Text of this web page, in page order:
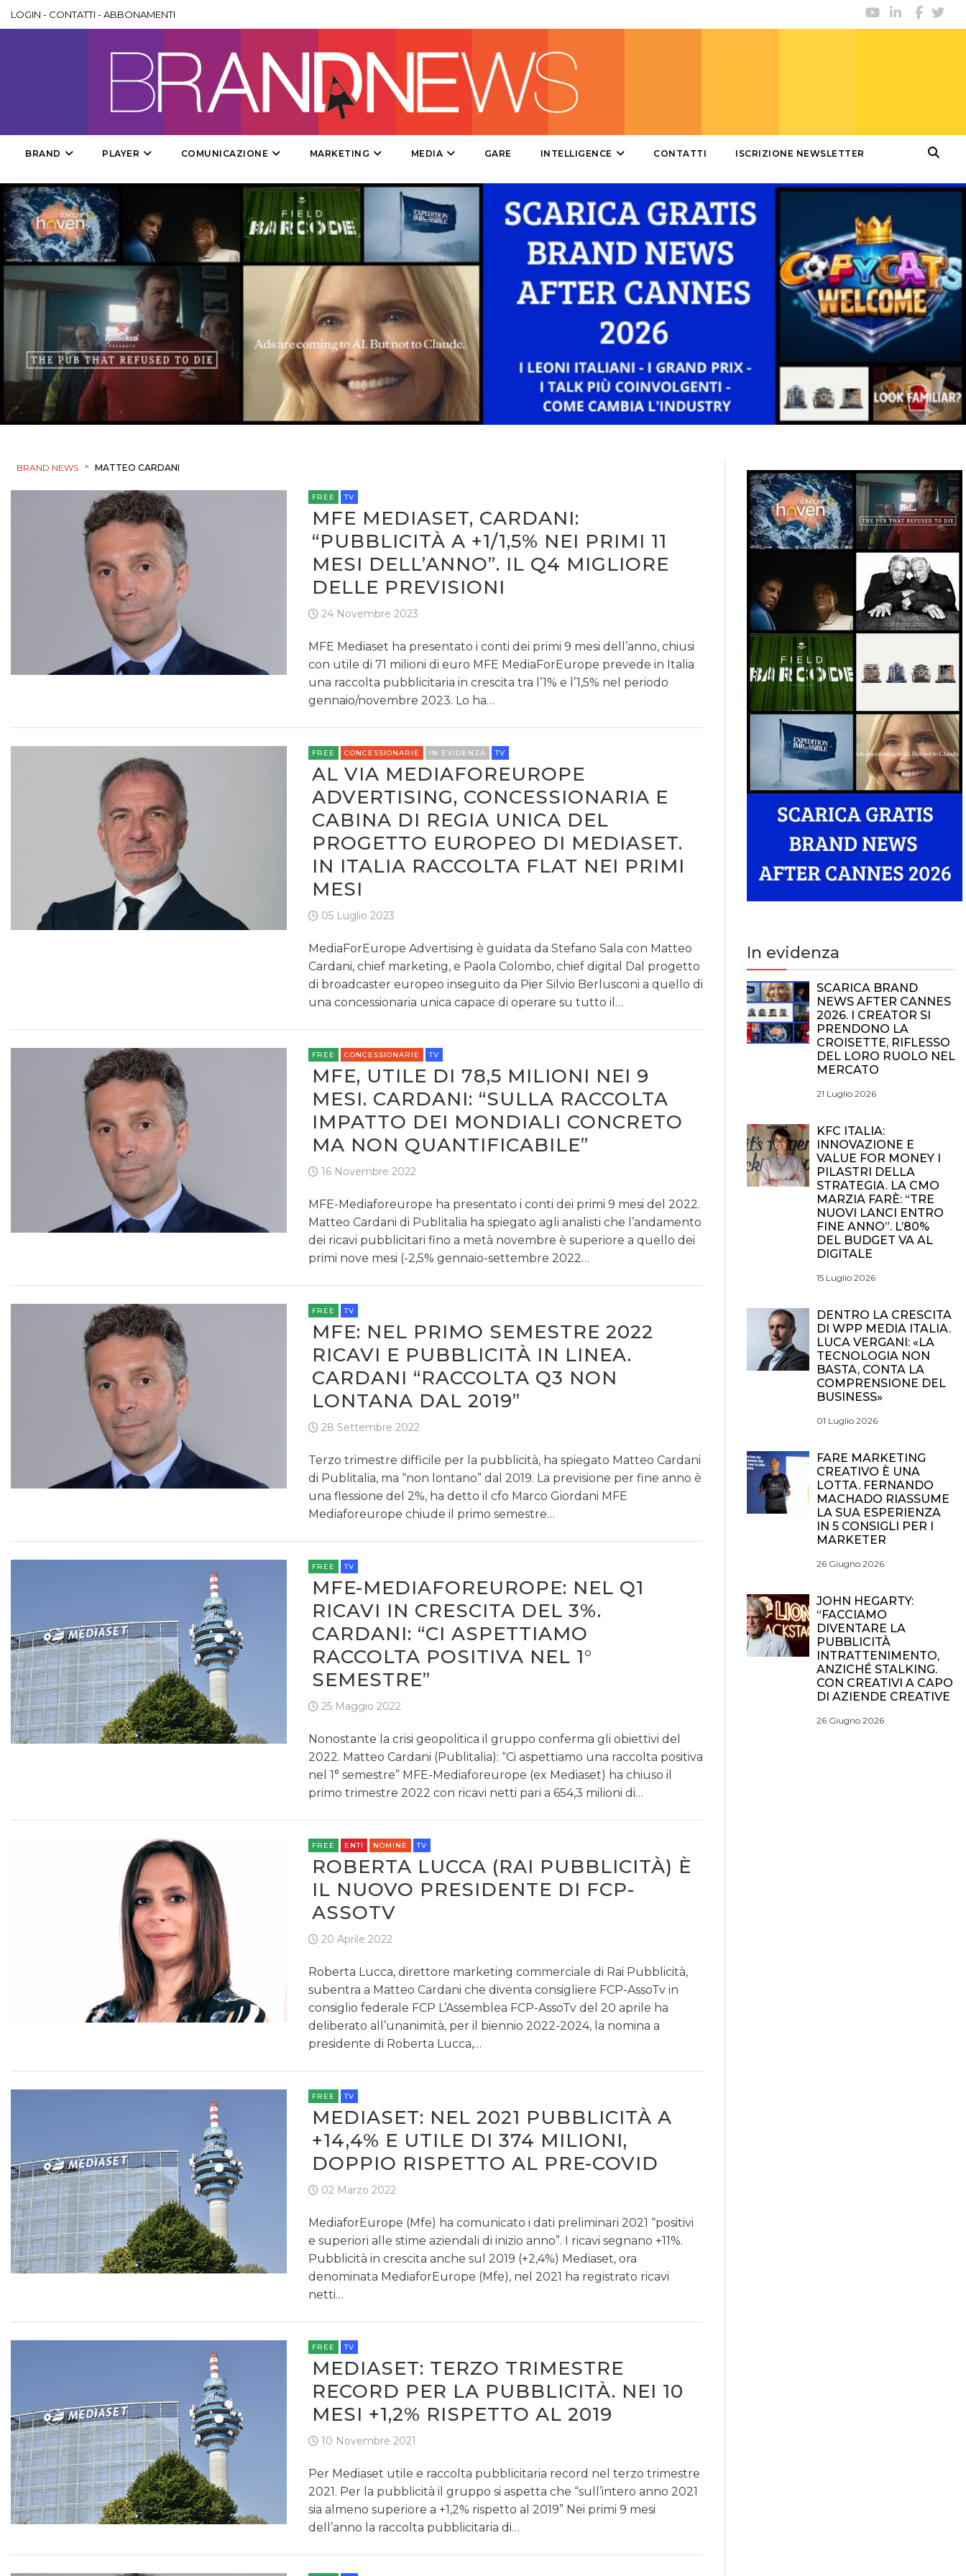
DATI
RICERCHE
NORMATIVE
TREND
CASE HISTORY
OPINIONI
LOGIN - CONTATTI -ABBONAMENTI
BRAND PLAYER COMUNICAZIONE MARKETING MEDIA GARE INTELLIGENCE CONTATTI ISCRIZIONE NEWSLETTER
BRAND NEWS > MATTEO CARDANI
FREE TV
MFE MEDIASET, CARDANI:
“PUBBLICITÀ A +1/1,5% NEI PRIMI 11
MESI DELL’ANNO”. IL Q4 MIGLIORE
DELLE PREVISIONI
24 Novembre 2023
MFE Mediaset ha presentato i conti dei primi 9 mesi dell’anno, chiusi
con utile di 71 milioni di euro MFE MediaForEurope prevede in Italia
una raccolta pubblicitaria in crescita tra l’1% e l’1,5% nel periodo
gennaio/novembre 2023. Lo ha…
FREE CONCESSIONARIE IN EVIDENZA TV
AL VIA MEDIAFOREUROPE
ADVERTISING, CONCESSIONARIA E
CABINA DI REGIA UNICA DEL
PROGETTO EUROPEO DI MEDIASET.
IN ITALIA RACCOLTA FLAT NEI PRIMI
MESI
05 Luglio 2023
MediaForEurope Advertising è guidata da Stefano Sala con Matteo
Cardani, chief marketing, e Paola Colombo, chief digital Dal progetto
di broadcaster europeo inseguito da Pier Silvio Berlusconi a quello di
una concessionaria unica capace di operare su tutto il…
FREE CONCESSIONARIE TV
MFE, UTILE DI 78,5 MILIONI NEI 9
MESI. CARDANI: “SULLA RACCOLTA
IMPATTO DEI MONDIALI CONCRETO
MA NON QUANTIFICABILE”
16 Novembre 2022
MFE-Mediaforeurope ha presentato i conti dei primi 9 mesi del 2022.
Matteo Cardani di Publitalia ha spiegato agli analisti che l’andamento
dei ricavi pubblicitari fino a metà novembre è superiore a quello dei
primi nove mesi (-2,5% gennaio-settembre 2022…
FREE TV
MFE: NEL PRIMO SEMESTRE 2022
RICAVI E PUBBLICITÀ IN LINEA.
CARDANI “RACCOLTA Q3 NON
LONTANA DAL 2019”
28 Settembre 2022
Terzo trimestre difficile per la pubblicità, ha spiegato Matteo Cardani
di Publitalia, ma “non lontano” dal 2019. La previsione per fine anno è
una flessione del 2%, ha detto il cfo Marco Giordani MFE
Mediaforeurope chiude il primo semestre…
FREE TV
MFE-MEDIAFOREUROPE: NEL Q1
RICAVI IN CRESCITA DEL 3%.
CARDANI: “CI ASPETTIAMO
RACCOLTA POSITIVA NEL 1°
SEMESTRE”
25 Maggio 2022
Nonostante la crisi geopolitica il gruppo conferma gli obiettivi del
2022. Matteo Cardani (Publitalia): “Ci aspettiamo una raccolta positiva
nel 1° semestre” MFE-Mediaforeurope (ex Mediaset) ha chiuso il
primo trimestre 2022 con ricavi netti pari a 654,3 milioni di…
FREE ENTI NOMINE TV
ROBERTA LUCCA (RAI PUBBLICITÀ) È
IL NUOVO PRESIDENTE DI FCP-
ASSOTV
20 Aprile 2022
Roberta Lucca, direttore marketing commerciale di Rai Pubblicità,
subentra a Matteo Cardani che diventa consigliere FCP-AssoTv in
consiglio federale FCP L’Assemblea FCP-AssoTv del 20 aprile ha
deliberato all’unanimità, per il biennio 2022-2024, la nomina a
presidente di Roberta Lucca,…
FREE TV
MEDIASET: NEL 2021 PUBBLICITÀ A
+14,4% E UTILE DI 374 MILIONI,
DOPPIO RISPETTO AL PRE-COVID
02 Marzo 2022
MediaforEurope (Mfe) ha comunicato i dati preliminari 2021 “positivi
e superiori alle stime aziendali di inizio anno”. I ricavi segnano +11%.
Pubblicità in crescita anche sul 2019 (+2,4%) Mediaset, ora
denominata MediaforEurope (Mfe), nel 2021 ha registrato ricavi
netti…
FREE TV
MEDIASET: TERZO TRIMESTRE
RECORD PER LA PUBBLICITÀ. NEI 10
MESI +1,2% RISPETTO AL 2019
10 Novembre 2021
Per Mediaset utile e raccolta pubblicitaria record nel terzo trimestre
2021. Per la pubblicità il gruppo si aspetta che “sull’intero anno 2021
sia almeno superiore a +1,2% rispetto al 2019” Nei primi 9 mesi
dell’anno la raccolta pubblicitaria di…
In evidenza
SCARICA BRAND
NEWS AFTER CANNES
2026. I CREATOR SI
PRENDONO LA
CROISETTE, RIFLESSO
DEL LORO RUOLO NEL
MERCATO
21 Luglio 2026
KFC ITALIA:
INNOVAZIONE E
VALUE FOR MONEY I
PILASTRI DELLA
STRATEGIA. LA CMO
MARZIA FARÈ: “TRE
NUOVI LANCI ENTRO
FINE ANNO”. L’80%
DEL BUDGET VA AL
DIGITALE
15 Luglio 2026
DENTRO LA CRESCITA
DI WPP MEDIA ITALIA.
LUCA VERGANI: «LA
TECNOLOGIA NON
BASTA, CONTA LA
COMPRENSIONE DEL
BUSINESS»
01 Luglio 2026
FARE MARKETING
CREATIVO È UNA
LOTTA. FERNANDO
MACHADO RIASSUME
LA SUA ESPERIENZA
IN 5 CONSIGLI PER I
MARKETER
26 Giugno 2026
JOHN HEGARTY:
“FACCIAMO
DIVENTARE LA
PUBBLICITÀ
INTRATTENIMENTO,
ANZICHÉ STALKING.
CON CREATIVI A CAPO
DI AZIENDE CREATIVE
26 Giugno 2026